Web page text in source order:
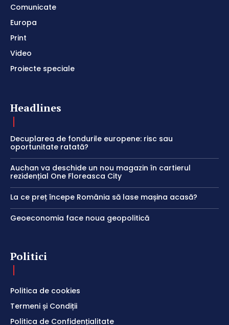
Comunicate
Europa
Print
Video
Proiecte speciale
Headlines
Decuplarea de fondurile europene: risc sau
oportunitate ratată?
Auchan va deschide un nou magazin în cartierul
rezidențial One Floreasca City
La ce preț începe România să lase mașina acasă?
Geoeconomia face noua geopolitică
Politici
Politica de cookies
Termeni și Condiții
Politica de Confidențialitate